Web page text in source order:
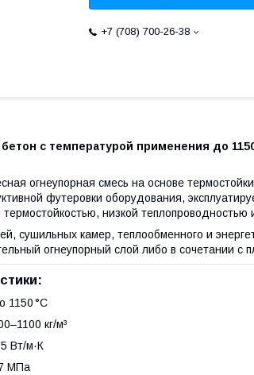
+7 (708) 700-26-38
с температурой применения до 1150
огнеупорная смесь на основе
футеровки оборудования,
низкой теплопроводностью
сушильных камер, теплообменного и
огнеупорный слой либо в сочетании с
1150 °C
кг/м³
Вт/м·К
МПа